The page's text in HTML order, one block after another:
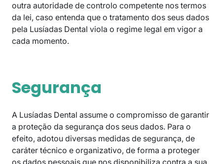
outra autoridade de controlo competente nos termos
da lei, caso entenda que o tratamento dos seus dados
pela Lusíadas Dental viola o regime legal em vigor a
cada momento.
Segurança
A Lusíadas Dental assume o compromisso de garantir
a proteção da segurança dos seus dados. Para o
efeito, adotou diversas medidas de segurança, de
caráter técnico e organizativo, de forma a proteger
os dados pessoais que nos disponibiliza contra a sua